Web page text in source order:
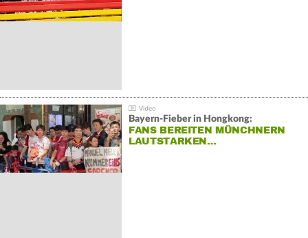
Bayern-Fieber in Hongkong:
FANS BEREITEN MÜNCHNERN
LAUTSTARKEN…